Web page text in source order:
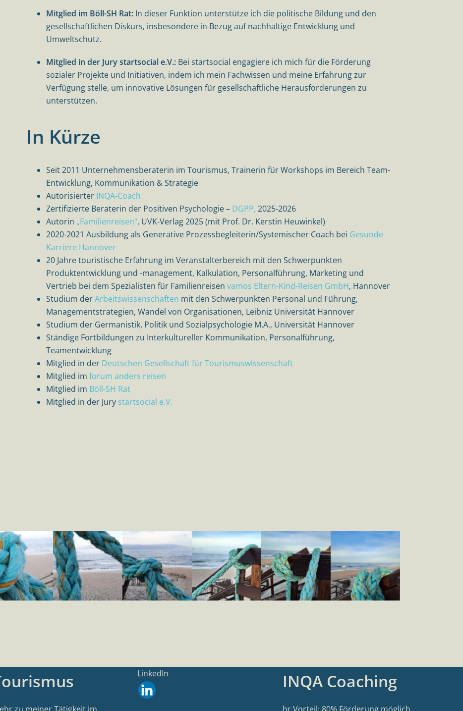
Mitglied im Böll-SH Rat: In dieser Funktion unterstütze ich die politische Bildung und den
gesellschaftlichen Diskurs, insbesondere in Bezug auf nachhaltige Entwicklung und
Umweltschutz.
Mitglied in der Jury startsocial e.V.: Bei startsocial engagiere ich mich für die Förderung
sozialer Projekte und Initiativen, indem ich mein Fachwissen und meine Erfahrung zur
Verfügung stelle, um innovative Lösungen für gesellschaftliche Herausforderungen zu
unterstützen.
In Kürze
Seit 2011 Unternehmensberaterin im Tourismus, Trainerin für Workshops im Bereich Team-
Entwicklung, Kommunikation & Strategie
Autorisierter INQA-Coach
Zertifizierte Beraterin der Positiven Psychologie – DGPP, 2025-2026
Autorin „Familienreisen“, UVK-Verlag 2025 (mit Prof. Dr. Kerstin Heuwinkel)
2020-2021 Ausbildung als Generative Prozessbegleiterin/Systemischer Coach bei Gesunde
Karriere Hannover
20 Jahre touristische Erfahrung im Veranstalterbereich mit den Schwerpunkten
Produktentwicklung und -management, Kalkulation, Personalführung, Marketing und
Vertrieb bei dem Spezialisten für Familienreisen vamos Eltern-Kind-Reisen GmbH, Hannover
Studium derArbeitswissenschaften mit den Schwerpunkten Personal und Führung,
Managementstrategien, Wandel von Organisationen, Leibniz Universität Hannover
Studium der Germanistik, Politik und Sozialpsychologie M.A., Universität Hannover
Ständige Fortbildungen zu Interkultureller Kommunikation, Personalführung,
Teamentwicklung
Mitglied in der Deutschen Gesellschaft für Tourismuswissenschaft
Mitglied im forum anders reisen
Mitglied im Böll-SH Rat
Mitglied in der Jury startsocial e.V.
LinkedIn INQA Coaching